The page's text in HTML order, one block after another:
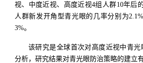
视、中度近视、高度近视4组人群10年后
人群新发开角型青光眼的几率分别为
3%。
该研究是全球首次对高度近视中青光
分析，研究结果对青光眼防治策略的建立